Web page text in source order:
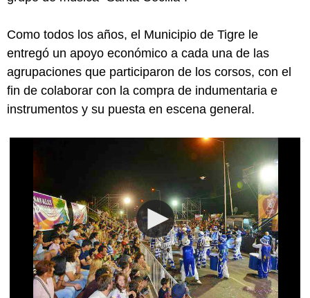
Como todos los años, el Municipio de Tigre le
entregó un apoyo económico a cada una de las
agrupaciones que participaron de los corsos, con el
fin de colaborar con la compra de indumentaria e
instrumentos y su puesta en escena general.